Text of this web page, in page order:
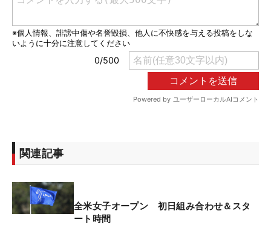
関連記事
全米女子オープン 初日組み合わせ＆スタ
ート時間